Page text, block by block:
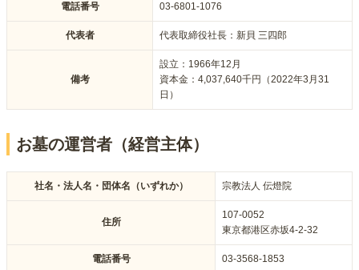
電話番号 03-6801-1076
代表者 代表取締役社長：新貝 三四郎
備考
設立： 1966年12月
資本金：4,037,640千円（2022年3月31
日）
お墓の運営者（経営主体）
社名・法人名・団体名（いずれか） 宗教法人 伝燈院
住所
107-0052
東京都港区赤坂4-2-32
電話番号 03-3568-1853